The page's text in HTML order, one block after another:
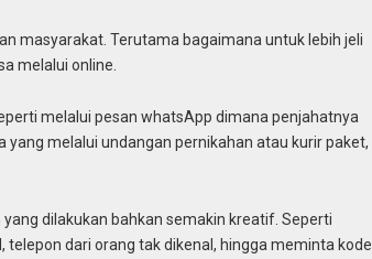
masyarakat. Terutama bagaimana untuk lebih jeli
melalui online.
melalui pesan whatsApp dimana penjahatnya
melalui undangan pernikahan atau kurir paket,
dilakukan bahkan semakin kreatif. Seperti
telepon dari orang tak dikenal, hingga meminta kode